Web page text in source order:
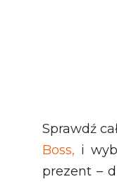
Sprawdź
Boss, i
prezent –